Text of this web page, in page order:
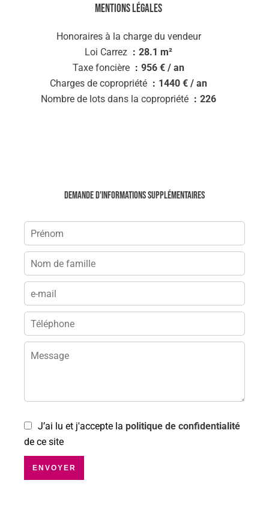
Mentions légales
Honoraires à la charge du vendeur
Loi Carrez
28.1 m²
Taxe foncière
956 € / an
Charges de copropriété
1440 € / an
Nombre de lots dans la copropriété
226
Demande d'informations supplémentaires
J’ai lu et j'accepte la politique de confidentialité
de ce site
ENVOYER